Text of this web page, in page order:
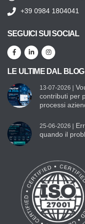
+39 0984 1804041
SEGUICI SUI SOCIAL
LE ULTIME DAL BLOG
13-07-2026 |
contributi per
processi
25-06-2026 |
quando il